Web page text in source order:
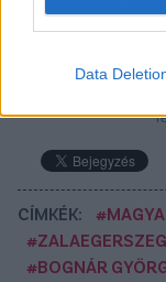
Data
Itt
CÍMKÉK:
#ZALAEGERSZEG
#BOGNÁR